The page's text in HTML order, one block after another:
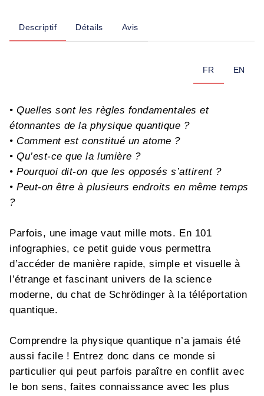
Descriptif Détails Avis
FR EN
• Quelles sont les règles fondamentales et
étonnantes de la physique quantique ?
• Comment est constitué un atome ?
• Qu’est-ce que la lumière ?
• Pourquoi dit-on que les opposés s’attirent ?
• Peut-on être à plusieurs endroits en même temps
?
Parfois, une image vaut mille mots. En 101
infographies, ce petit guide vous permettra
d’accéder de manière rapide, simple et visuelle à
l’étrange et fascinant univers de la science
moderne, du chat de Schrödinger à la téléportation
quantique.
Comprendre la physique quantique n’a jamais été
aussi facile ! Entrez donc dans ce monde si
particulier qui peut parfois paraître en conflit avec
le bon sens, faites connaissance avec les plus